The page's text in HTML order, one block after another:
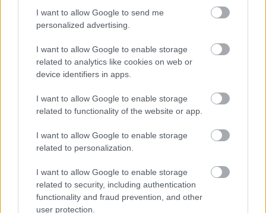
I want to allow Google to send me
personalized advertising.
I want to allow Google to enable storage
related to analytics like cookies on web or
device identifiers in apps.
I want to allow Google to enable storage
related to functionality of the website or app.
I want to allow Google to enable storage
related to personalization.
I want to allow Google to enable storage
related to security, including authentication
functionality and fraud prevention, and other
user protection.
Fenntarthatóbb nyaralás külföldön: hét egyszerű
szokás, amellyel a magyar utazók csökkenthetik
környezeti lábnyomukat